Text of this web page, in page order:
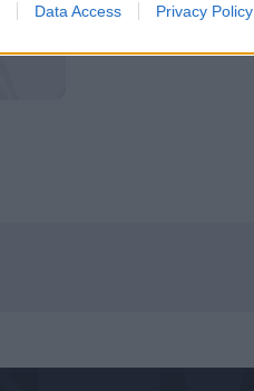
Data Access Privacy Policy